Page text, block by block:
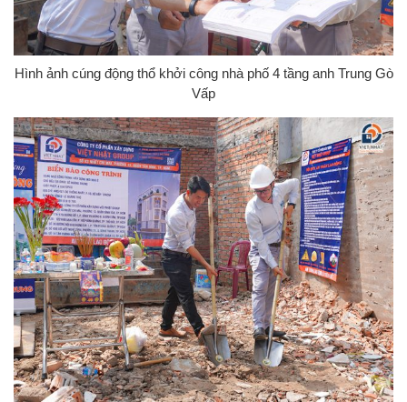
Hình ảnh cúng động thổ khởi công nhà phố 4 tầng anh Trung Gò
Vấp